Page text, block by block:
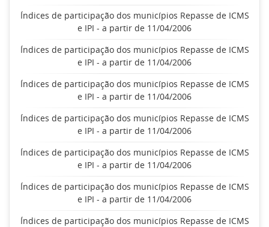
Índices de participação dos municípios Repasse de ICMS
e IPI - a partir de 11/04/2006
Índices de participação dos municípios Repasse de ICMS
e IPI - a partir de 11/04/2006
Índices de participação dos municípios Repasse de ICMS
e IPI - a partir de 11/04/2006
Índices de participação dos municípios Repasse de ICMS
e IPI - a partir de 11/04/2006
Índices de participação dos municípios Repasse de ICMS
e IPI - a partir de 11/04/2006
Índices de participação dos municípios Repasse de ICMS
e IPI - a partir de 11/04/2006
Índices de participação dos municípios Repasse de ICMS